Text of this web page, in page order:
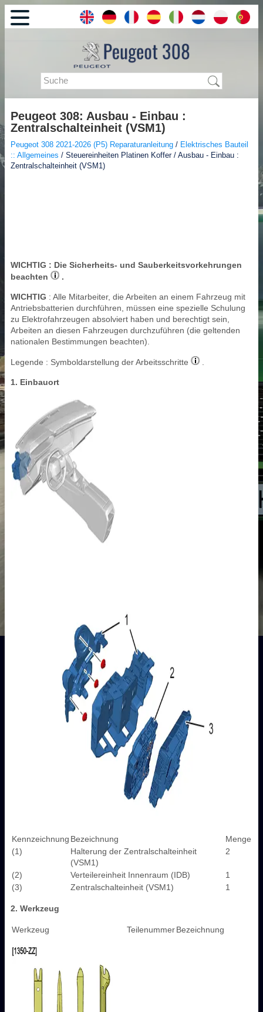
Peugeot 308: Ausbau - Einbau :
Zentralschalteinheit (VSM1)
Peugeot 308 2021-2026 (P5) Reparaturanleitung / Elektrisches Bauteil
:: Allgemeines / Steuereinheiten Platinen Koffer / Ausbau - Einbau :
Zentralschalteinheit (VSM1)
WICHTIG : Die Sicherheits- und Sauberkeitsvorkehrungen
beachten
.
WICHTIG : Alle Mitarbeiter, die Arbeiten an einem Fahrzeug mit
Antriebsbatterien durchführen, müssen eine spezielle Schulung
zu Elektrofahrzeugen absolviert haben und berechtigt sein,
Arbeiten an diesen Fahrzeugen durchzuführen (die geltenden
nationalen Bestimmungen beachten).
Legende : Symboldarstellung der Arbeitsschritte
1. Einbauort
Kennzeichnung Bezeichnung
Menge
(1)
Halterung der Zentralschalteinheit
(VSM1)
2
(2) Verteilereinheit Innenraum (IDB)
1
(3)
Zentralschalteinheit (VSM1) 1
2. Werkzeug
Werkzeug TeilenummerBezeichnung